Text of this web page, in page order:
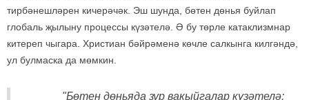
тирбәнешләрен кичерәчәк. Эш шунда, бөтен дөнья буйлап
глобаль җылыну процессы күзәтелә. Ә бу төрле катаклизмнар
китереп чыгара. Христиан бәйрәменә көчле салкынга килгәндә,
ул булмаска да мөмкин.
"Бөтен дөньяда зур вакыйгалар күзәтелә: